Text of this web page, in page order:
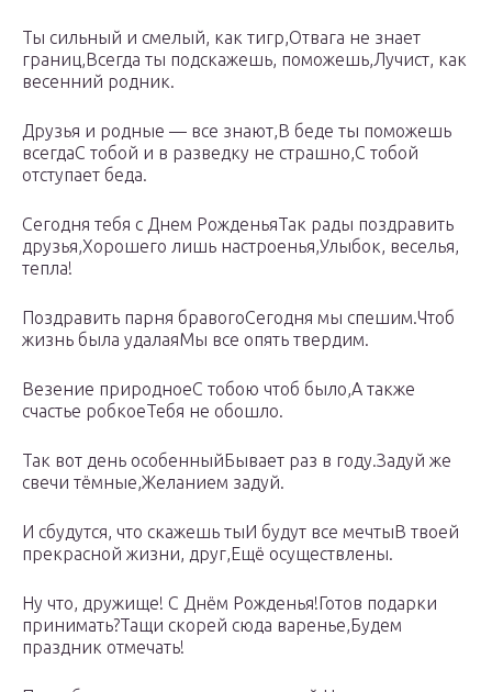
Ты сильный и смелый, как тигр,Отвага не знает
границ,Всегда ты подскажешь, поможешь,Лучист, как
весенний родник.
Друзья и родные — все знают,В беде ты поможешь
всегдаС тобой и в разведку не страшно,С тобой
отступает беда.
Сегодня тебя с Днем РожденьяТак рады поздравить
друзья,Хорошего лишь настроенья,Улыбок, веселья,
тепла!
Поздравить парня бравогоСегодня мы спешим.Чтоб
жизнь была удалаяМы все опять твердим.
Везение природноеС тобою чтоб было,А также
счастье робкоеТебя не обошло.
Так вот день особенныйБывает раз в году.Задуй же
свечи тёмные,Желанием задуй.
И сбудутся, что скажешь тыИ будут все мечтыВ твоей
прекрасной жизни, друг,Ещё осуществлены.
Ну что, дружище! С Днём Рожденья!Готов подарки
принимать?Тащи скорей сюда варенье,Будем
праздник отмечать!